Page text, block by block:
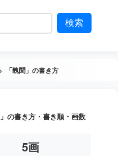
「醜聞」の書き方
」の書き方・書き順・画数
5画